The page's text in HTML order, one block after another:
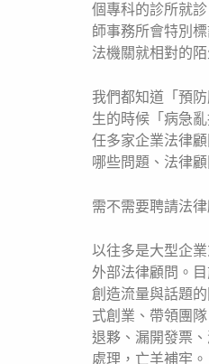
個專科的診所就
師事務所會特別
法機關就相對的陌
我們都知道「預
生的時候「病急
任多家企業法律
哪些問題、法律
需不需要聘請法律
以往多是大型企
外部法律顧問。
創造流量與話題
式創業、帶領團
退夥、漏開發票
處理，亡羊補牢。